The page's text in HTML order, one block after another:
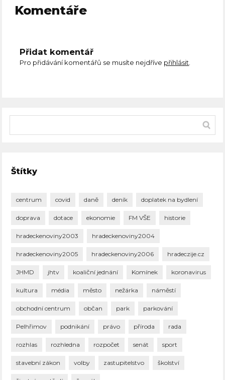
Komentáře
Přidat komentář
Pro přidávání komentářů se musíte nejdříve přihlásit.
Štítky
centrum covid daně deník doplatek na bydlení
doprava dotace ekonomie FM VŠE historie
hradeckenoviny2003 hradeckenoviny2004
hradeckenoviny2005 hradeckenoviny2006 hradeczije.cz
JHMD jhtv koaliční jednání Komínek koronavirus
kultura média město nežárka náměstí
obchodní centrum občan park parkování
Pelhřimov podnikání právo příroda rada
rozhlas rozhledna rozpočet senát sport
stavební zákon volby zastupitelstvo školství